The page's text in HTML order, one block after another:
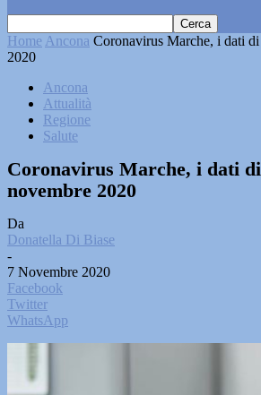
Home Ancona Coronavirus Marche, i dati
2020
Ancona
Attualità
Regione
Salute
Coronavirus Marche, i dati
novembre 2020
Da
Donatella Di Biase
-
7 Novembre 2020
Facebook
Twitter
WhatsApp